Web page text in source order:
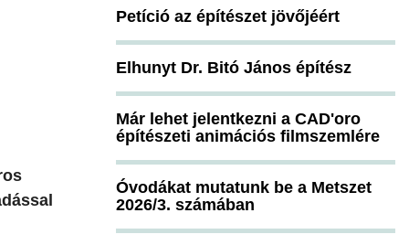
Petíció az építészet jövőjéért
Elhunyt Dr. Bitó János építész
Már lehet jelentkezni a CAD'oro
építészeti animációs filmszemlére
Óvodákat mutatunk be a Metszet
2026/3. számában